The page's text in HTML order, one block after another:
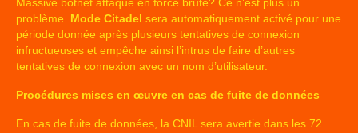
problème. Mode Citadel sera automatiquement activé pour une
période donnée après plusieurs tentatives de connexion
infructueuses et empêche ainsi l’intrus de faire d’autres
tentatives de connexion avec un nom d’utilisateur.
Procédures mises en œuvre en cas de fuite de données
En cas de fuite de données, la CNIL sera avertie dans les 72